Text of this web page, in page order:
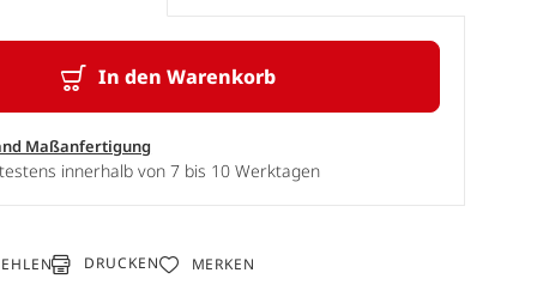
In den Warenkorb
Maßanfertigung
innerhalb von 7 bis 10 Werktagen
DRUCKEN MERKEN